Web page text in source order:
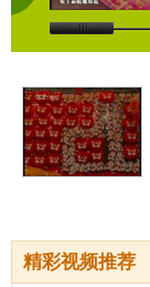
精彩视频推荐